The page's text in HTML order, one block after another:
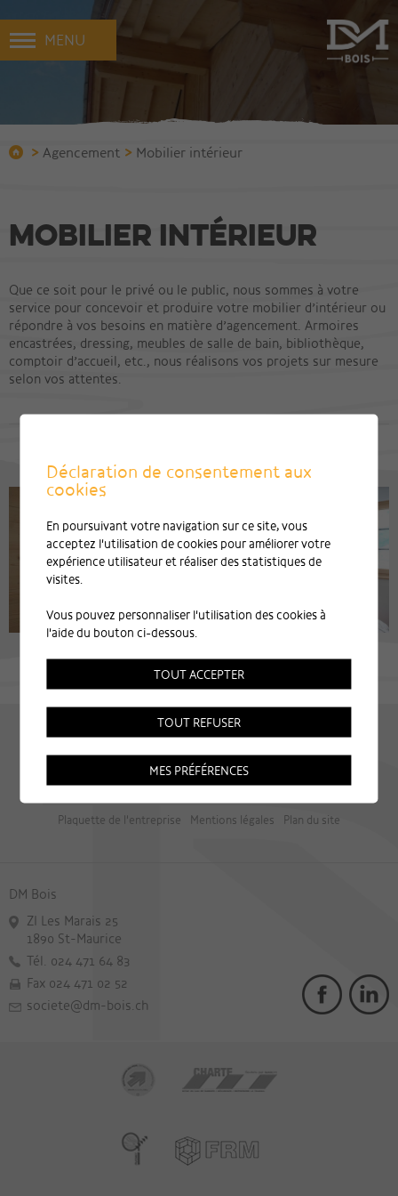
MENU
> Agencement > Mobilier intérieur
Mobilier intérieur
Que ce soit pour le privé ou le public, nous sommes à votre
service pour concevoir et produire votre mobilier d’intérieur ou
répondre à vos besoins en matière d’agencement. Armoires
encastrées, dressing, meubles de salle de bain, bibliothèque,
comptoir d’accueil, etc., nous réalisons vos projets sur mesure
selon vos attentes.
Plaquette de l'entreprise Mentions légales Plan du site
DM Bois
ZI Les Marais 25
1890 St-Maurice
Tél. 024 471 64 83
Fax 024 471 02 52
societe@dm-bois.ch
Déclaration de consentement aux
cookies
En poursuivant votre navigation sur ce site, vous
acceptez l'utilisation de cookies pour améliorer votre
expérience utilisateur et réaliser des statistiques de
visites.
Vous pouvez personnaliser l'utilisation des cookies à
l'aide du bouton ci-dessous.
TOUT ACCEPTER
TOUT REFUSER
MES PRÉFÉRENCES